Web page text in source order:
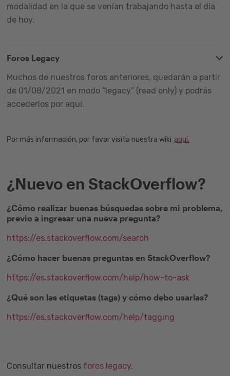
modalidad en la que se venían trabajando hasta el día
de hoy.
Foros Legacy
Muchos de nuestros foros anteriores, quedarán a partir
de 01/08/2021 en modo “legacy” (read only) y podrás
accederlos por aquí.
Por más información, por favor visita nuestra wiki aquí.
¿Nuevo en StackOverflow?
¿Cómo realizar buenas búsquedas sobre mi problema,
previo a ingresar una nueva pregunta?
https://es.stackoverflow.com/search
¿Cómo hacer buenas preguntas en StackOverflow?
https://es.stackoverflow.com/help/how-to-ask
¿Qué son las etiquetas (tags) y cómo debo usarlas?
https://es.stackoverflow.com/help/tagging
Consultar nuestros foros legacy.